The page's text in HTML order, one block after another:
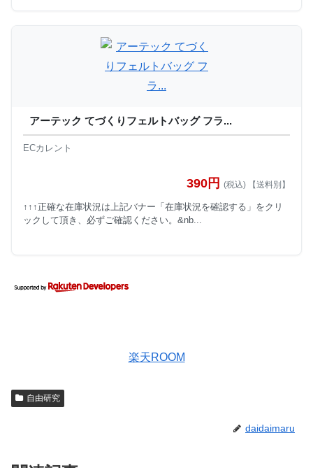
アーテック てづくりフェルトバッグ フラ...
ECカレント
390円 (税込) 【送料別】
↑↑↑正確な在庫状況は上記バナー「在庫状況を確認する」をクリ
ックして頂き、必ずご確認ください。&nb...
楽天ROOM
自由研究
daidaimaru